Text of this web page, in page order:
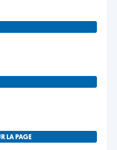
LA PAGE